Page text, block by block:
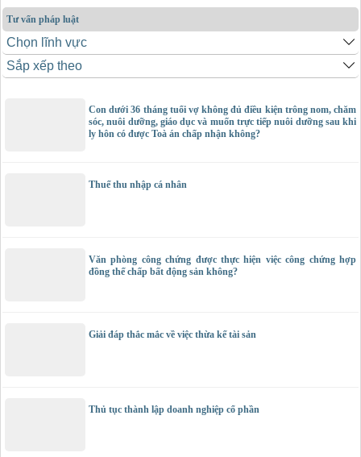
sáng suốt để sử dụng các công cụ pháp lý cho mục tiêu công việc mà không sa vào các tình
huống mà trong đó bản thân hay công việc của mình bị chính trị hoá. Rảnh giới đó mong
manh và nhiều khi cần tới cả nghệ thuật ứng xử.../.
Tư vấn pháp luật
Con dưới 36 tháng tuổi vợ không đủ điều kiện trông nom, chăm
sóc, nuôi dưỡng, giáo dục và muốn trực tiếp nuôi dưỡng sau khi
ly hôn có được Toà án chấp nhận không?
Thuế thu nhập cá nhân
Văn phòng công chứng được thực hiện việc công chứng hợp
đồng thế chấp bất động sản không?
Giải đáp thắc mắc về việc thừa kế tài sản
Thủ tục thành lập doanh nghiệp cổ phần